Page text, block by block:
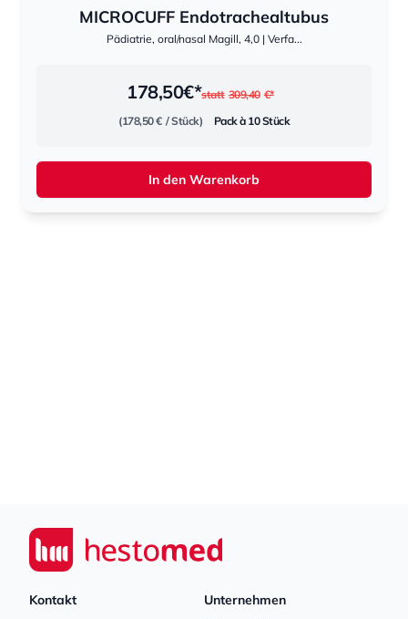
MICROCUFF Endotrachealtubus
Pädiatrie, oral/nasal Magill, 4,0 | Verfa...
statt 309,40 €*
178,50€*
(178,50 € / Stück) Pack à 10 Stück
In den Warenkorb
Seiwert GmbH
Kontakt
Unternehmen